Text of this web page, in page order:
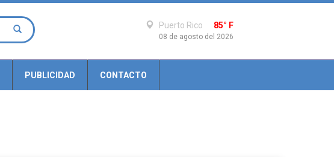
Puerto Rico 85° F
08 de agosto del 2026
PUBLICIDAD CONTACTO